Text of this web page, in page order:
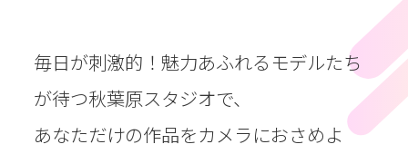
毎日が刺激的！魅力あふれるモデルたち
が待つ秋葉原スタジオで、
あなただけの作品をカメラにおさめよ